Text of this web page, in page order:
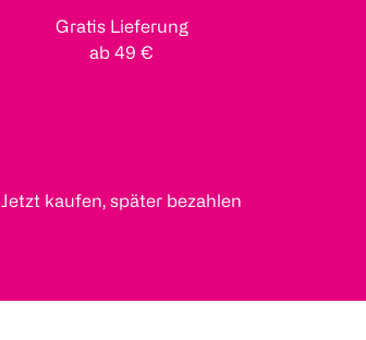
Gratis Lieferung
ab 49 €
Jetzt kaufen, später bezahlen